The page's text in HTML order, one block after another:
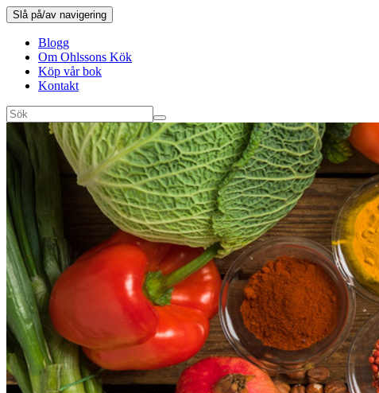
Slå på/av navigering
Blogg
Om Ohlssons Kök
Köp vår bok
Kontakt